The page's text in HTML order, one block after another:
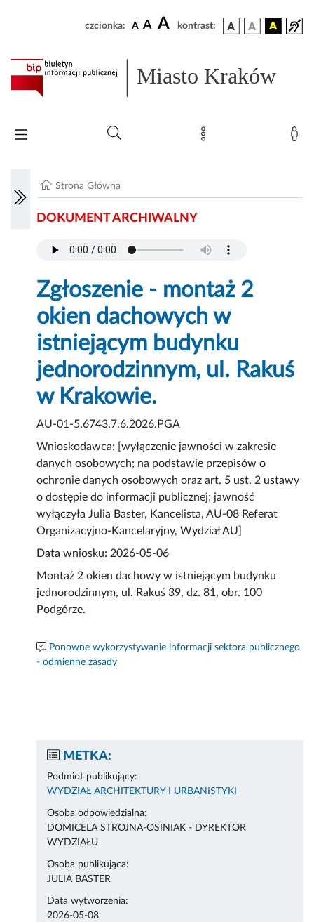
czcionka: A A A kontrast:
Miasto Kraków
Strona Główna
DOKUMENT ARCHIWALNY
Zgłoszenie - montaż 2
okien dachowych w
istniejącym budynku
jednorodzinnym, ul. Rakuś
w Krakowie.
AU-01-5.6743.7.6.2026.PGA
Wnioskodawca: [wyłączenie jawności w zakresie
danych osobowych; na podstawie przepisów o
ochronie danych osobowych oraz art. 5 ust. 2 ustawy
o dostępie do informacji publicznej; jawność
wyłączyła Julia Baster, Kancelista, AU-08 Referat
Organizacyjno-Kancelaryjny, Wydział AU]
Data wniosku: 2026-05-06
Montaż 2 okien dachowy w istniejącym budynku
jednorodzinnym, ul. Rakuś 39, dz. 81, obr. 100
Podgórze.
Ponowne wykorzystywanie informacji sektora publicznego
- odmienne zasady
METKA:
Podmiot publikujący:
WYDZIAŁ ARCHITEKTURY I URBANISTYKI
Osoba odpowiedzialna:
DOMICELA STROJNA-OSINIAK - DYREKTOR
WYDZIAŁU
Osoba publikująca:
JULIA BASTER
Data wytworzenia:
2026-05-08